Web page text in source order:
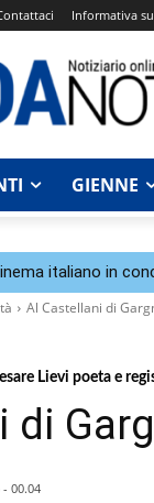
Informativa
GIENNE
italiano in
Al Castellani di
Lievi poeta e
di
00.04